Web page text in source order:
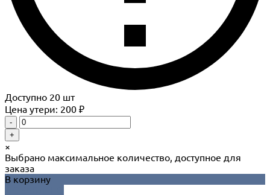
Доступно 20 шт
Цена утери: 200 ₽
-
+
×
Выбрано максимальное количество, доступное для
заказа
В корзину